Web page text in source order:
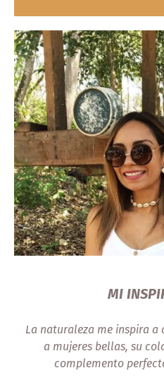
MI
La naturaleza me inspira a
a mujeres bellas, su
complemento